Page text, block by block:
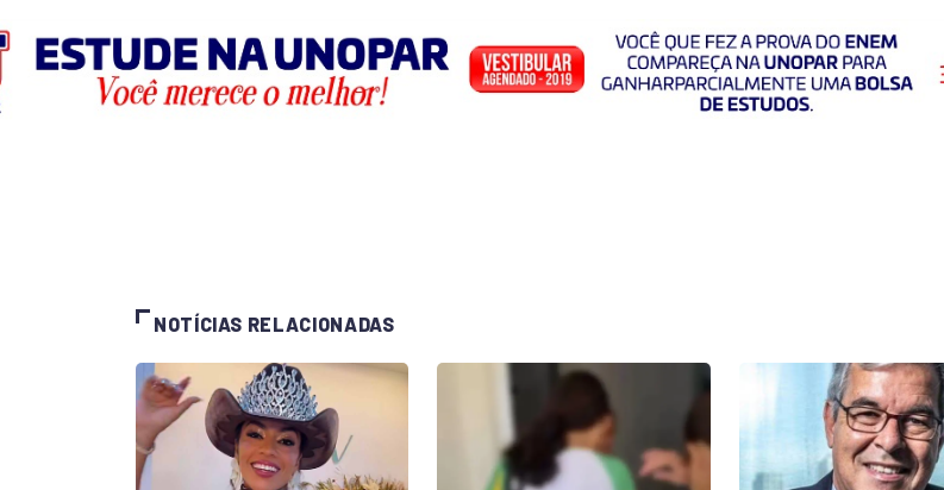
NOTÍCIAS RELACIONADAS